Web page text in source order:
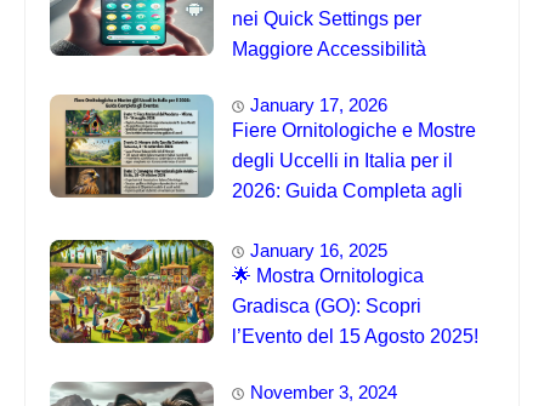
nei Quick Settings per
Maggiore Accessibilità
January 17, 2026
Fiere Ornitologiche e Mostre
degli Uccelli in Italia per il
2026: Guida Completa agli
January 16, 2025
🌟 Mostra Ornitologica
Gradisca (GO): Scopri
l’Evento del 15 Agosto 2025!
November 3, 2024